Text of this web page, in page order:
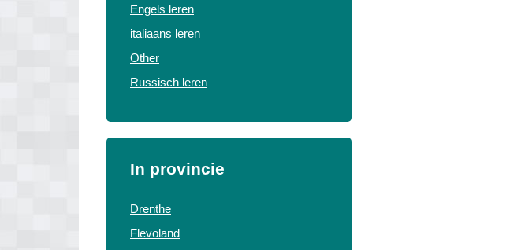
Engels leren
italiaans leren
Other
Russisch leren
In provincie
Drenthe
Flevoland